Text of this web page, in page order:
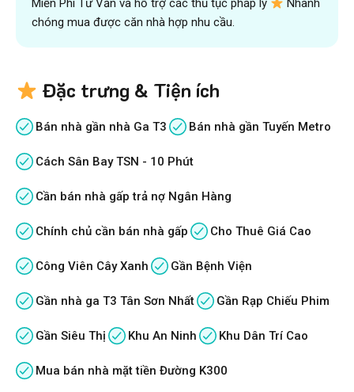
Miễn Phí Tư Vấn và hỗ trợ các thủ tục pháp lý
Nhanh
chóng mua được căn nhà hợp nhu cầu.
Đặc trưng & Tiện ích
Bán nhà gần nhà Ga T3 Bán nhà gần Tuyến Metro
Cách Sân Bay TSN - 10 Phút
Cần bán nhà gấp trả nợ Ngân Hàng
Chính chủ cần bán nhà gấp Cho Thuê Giá Cao
Công Viên Cây Xanh Gần Bệnh Viện
Gần nhà ga T3 Tân Sơn Nhất Gần Rạp Chiếu Phim
Gần Siêu Thị Khu An Ninh Khu Dân Trí Cao
Mua bán nhà mặt tiền Đường K300